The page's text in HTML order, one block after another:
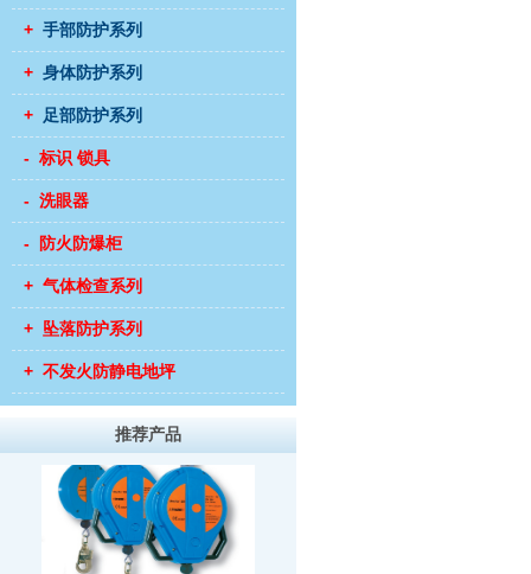
+ 手部防护系列
+ 身体防护系列
+ 足部防护系列
- 标识 锁具
- 洗眼器
- 防火防爆柜
+ 气体检查系列
+ 坠落防护系列
+ 不发火防静电地坪
推荐产品